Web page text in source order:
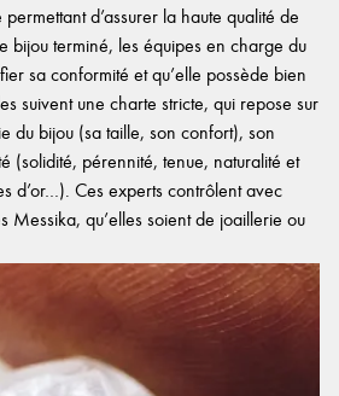
d’assurer la haute qualité de
bijou terminé, les équipes en charge du
sa conformité et qu’elle possède bien
suivent une charte stricte, qui repose sur
du bijou (sa taille, son confort), son
(solidité, pérennité, tenue, naturalité et
d’or…). Ces experts contrôlent avec
Messika, qu’elles soient de joaillerie ou